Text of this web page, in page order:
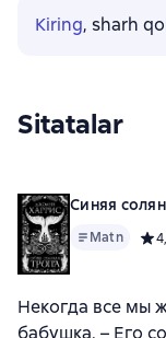
Kiring, sharh
Sitatalar
Синяя
Matn
Некогда все мы
бабушка. – Его